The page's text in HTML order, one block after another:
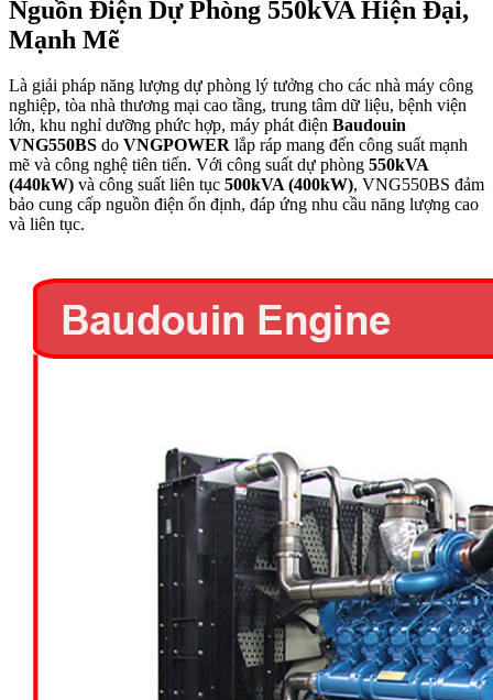
Nguồn Điện Dự Phòng 550kVA Hiện Đại,
Mạnh Mẽ
Là giải pháp năng lượng dự phòng lý tưởng cho các nhà máy công
nghiệp, tòa nhà thương mại cao tầng, trung tâm dữ liệu, bệnh viện
lớn, khu nghỉ dưỡng phức hợp, máy phát điện Baudouin
VNG550BS do VNGPOWER lắp ráp mang đến công suất mạnh
mẽ và công nghệ tiên tiến. Với công suất dự phòng 550kVA
(440kW) và công suất liên tục 500kVA (400kW), VNG550BS đảm
bảo cung cấp nguồn điện ổn định, đáp ứng nhu cầu năng lượng cao
và liên tục.